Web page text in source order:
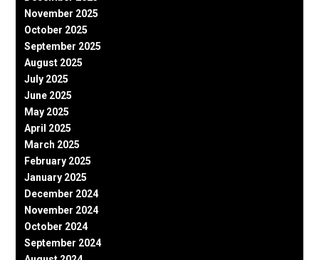
November 2025
October 2025
September 2025
August 2025
July 2025
June 2025
May 2025
April 2025
March 2025
February 2025
January 2025
December 2024
November 2024
October 2024
September 2024